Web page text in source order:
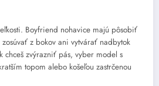
Boyfriend nohavice majú pôsobiť
z bokov ani vytvárať nadbytok
chceš zvýrazniť pás, vyber model s
topom alebo košeľou zastrčenou